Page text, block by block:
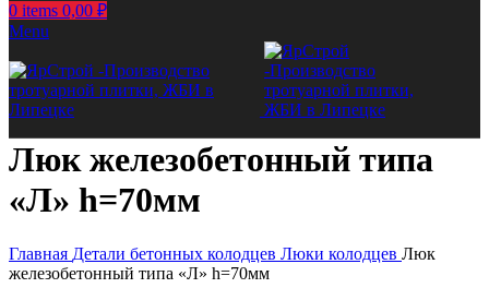
0 items 0,00 ₽
Menu
Люк железобетонный типа
«Л» h=70мм
Главная Детали бетонных колодцев Люки колодцев Люк
железобетонный типа «Л» h=70мм